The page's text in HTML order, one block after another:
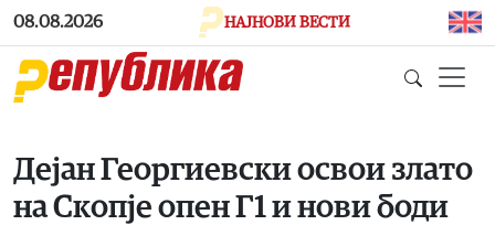
Skip to main content
08.08.2026 НАЈНОВИ ВЕСТИ
Дејан Георгиевски освои злато
на Скопје опен Г1 и нови боди